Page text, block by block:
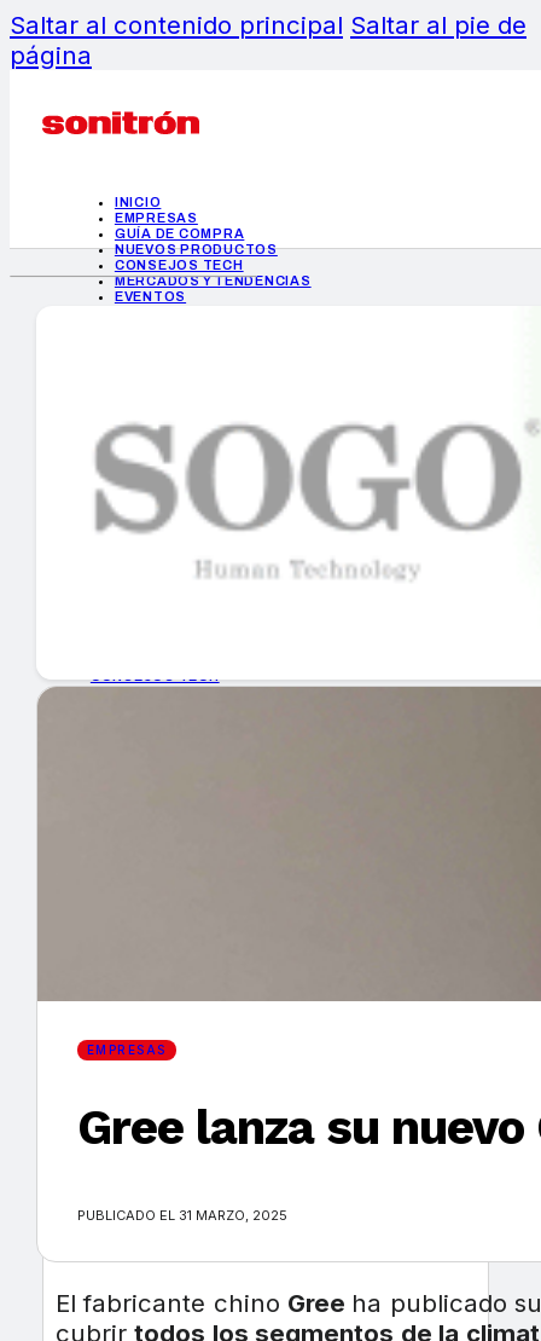
Saltar al contenido principal Saltar al pie de
página
INICIO
EMPRESAS
GUÍA DE COMPRA
NUEVOS PRODUCTOS
CONSEJOS TECH
MERCADOS Y TENDENCIAS
EVENTOS
INICIO
EMPRESAS
GUÍA DE COMPRA
Encuentra tu noticia
EMPRESAS
Gree lanza su
PUBLICADO EL 31 MARZO, 2025
El fabricante chino Gree ha publicado
cubrirtodos los segmentos de la